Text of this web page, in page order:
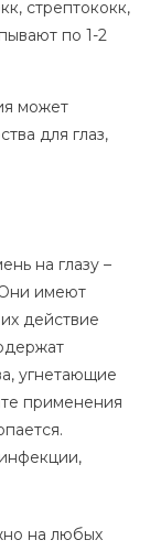
стрептококк,
по 1-2
может
для глаз,
на глазу –
Они имеют
действие
угнетающие
применения
на любых